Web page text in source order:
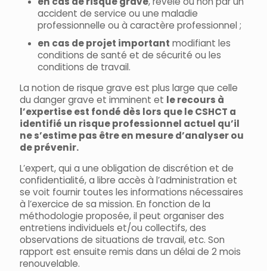
accident de service ou une maladie
professionnelle ou à caractère professionnel ;
en cas de projet important modifiant les
conditions de santé et de sécurité ou les
conditions de travail.
La notion de risque grave est plus large que celle
du danger grave et imminent et le recours à
l’expertise est fondé dès lors que le CSHCT a
identifié un risque professionnel actuel qu’il
ne s’estime pas être en mesure d’analyser ou
de prévenir.
L’expert, qui a une obligation de discrétion et de
confidentialité, a libre accès à l’administration et
se voit fournir toutes les informations nécessaires
à l’exercice de sa mission. En fonction de la
méthodologie proposée, il peut organiser des
entretiens individuels et/ou collectifs, des
observations de situations de travail, etc. Son
rapport est ensuite remis dans un délai de 2 mois
renouvelable.